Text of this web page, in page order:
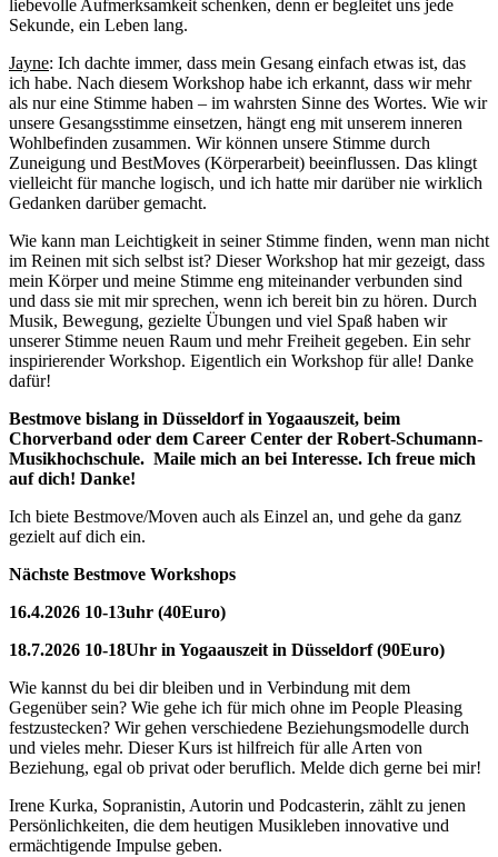
liebevolle Aufmerksamkeit schenken, denn er begleitet uns jede
Sekunde, ein Leben lang.
Jayne: Ich dachte immer, dass mein Gesang einfach etwas ist, das
ich habe. Nach diesem Workshop habe ich erkannt, dass wir mehr
als nur eine Stimme haben – im wahrsten Sinne des Wortes. Wie wir
unsere Gesangsstimme einsetzen, hängt eng mit unserem inneren
Wohlbefinden zusammen. Wir können unsere Stimme durch
Zuneigung und BestMoves (Körperarbeit) beeinflussen. Das klingt
vielleicht für manche logisch, und ich hatte mir darüber nie wirklich
Gedanken darüber gemacht.
Wie kann man Leichtigkeit in seiner Stimme finden, wenn man nicht
im Reinen mit sich selbst ist? Dieser Workshop hat mir gezeigt, dass
mein Körper und meine Stimme eng miteinander verbunden sind
und dass sie mit mir sprechen, wenn ich bereit bin zu hören. Durch
Musik, Bewegung, gezielte Übungen und viel Spaß haben wir
unserer Stimme neuen Raum und mehr Freiheit gegeben. Ein sehr
inspirierender Workshop. Eigentlich ein Workshop für alle! Danke
dafür!
Bestmove bislang in Düsseldorf in Yogaauszeit, beim
Chorverband oder dem Career Center der Robert-Schumann-
Musikhochschule. Maile mich an bei Interesse. Ich freue mich
auf dich! Danke!
Ich biete Bestmove/Moven auch als Einzel an, und gehe da ganz
gezielt auf dich ein.
Nächste Bestmove Workshops
16.4.2026 10-13uhr (40Euro)
18.7.2026 10-18Uhr in Yogaauszeit in Düsseldorf (90Euro)
Wie kannst du bei dir bleiben und in Verbindung mit dem
Gegenüber sein? Wie gehe ich für mich ohne im People Pleasing
festzustecken? Wir gehen verschiedene Beziehungsmodelle durch
und vieles mehr. Dieser Kurs ist hilfreich für alle Arten von
Beziehung, egal ob privat oder beruflich. Melde dich gerne bei mir!
Irene Kurka, Sopranistin, Autorin und Podcasterin, zählt zu jenen
Persönlichkeiten, die dem heutigen Musikleben innovative und
ermächtigende Impulse geben.